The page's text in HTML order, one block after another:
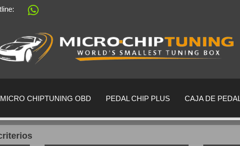
Sprache auswählen
MICRO CHIPTUNING OBD PEDAL CHIP PLUS CAJA DE